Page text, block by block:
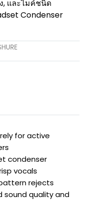
ง, และไมค์ชนิด
Condenser
for active
condenser
vocals
rejects
sound quality and